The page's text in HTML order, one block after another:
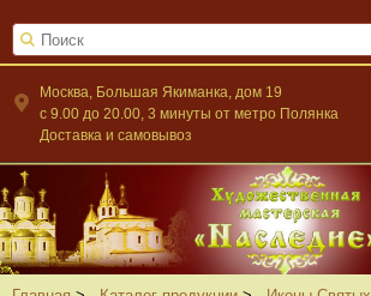
Москва, Большая Якиманка, дом 19
c 9.00 до 20.00, 3 минуты от метро Полянка
Доставка и самовывоз